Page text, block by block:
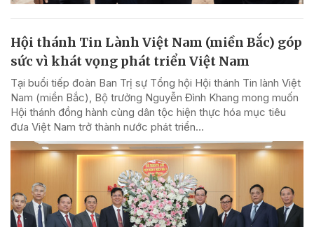
Hội thánh Tin Lành Việt Nam (miền Bắc) góp
sức vì khát vọng phát triển Việt Nam
Tại buổi tiếp đoàn Ban Trị sự Tổng hội Hội thánh Tin lành Việt
Nam (miền Bắc), Bộ trưởng Nguyễn Đình Khang mong muốn
Hội thánh đồng hành cùng dân tộc hiện thực hóa mục tiêu
đưa Việt Nam trở thành nước phát triển...